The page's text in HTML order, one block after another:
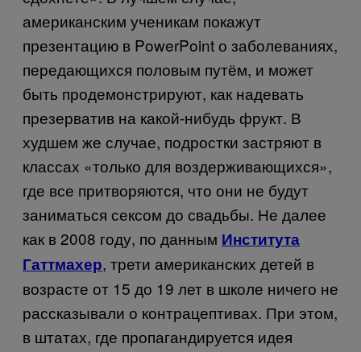
американским ученикам покажут
презентацию в PowerPoint о заболеваниях,
передающихся половым путём, и может
быть продемонстрируют, как надевать
презерватив на какой-нибудь фрукт. В
худшем же случае, подростки застряют в
классах «только для воздерживающихся»,
где все притворяются, что они не будут
заниматься сексом до свадьбы. Не далее
как в 2008 году, по данным Института
Гаттмахер, трети американских детей в
возрасте от 15 до 19 лет в школе ничего не
рассказывали о контрацептивах. При этом,
в штатах, где пропагандируется идея